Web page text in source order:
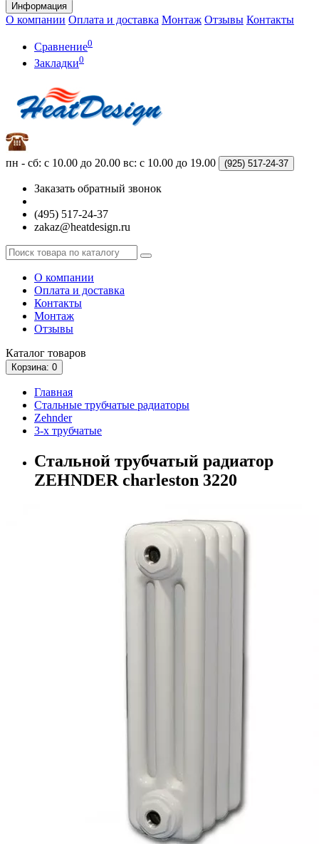
Информация
О компании Оплата и доставка Монтаж Отзывы Контакты
Сравнение0
Закладки0
пн - сб: с 10.00 до 20.00 вс: с 10.00 до 19.00 (925) 517-24-37
Заказать обратный звонок
(495) 517-24-37
zakaz@heatdesign.ru
О компании
Оплата и доставка
Контакты
Монтаж
Отзывы
Каталог товаров
Корзина: 0
Главная
Стальные трубчатые радиаторы
Zehnder
3-х трубчатые
Стальной трубчатый радиатор
ZEHNDER charleston 3220